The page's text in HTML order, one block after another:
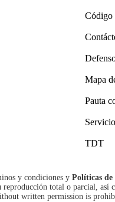
Código
Mapa
Pauta
TDT
y condiciones y Políticas
total o parcial,
written permission is